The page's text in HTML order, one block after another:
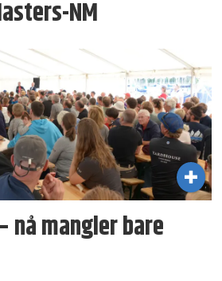
NM
nå mangler bare